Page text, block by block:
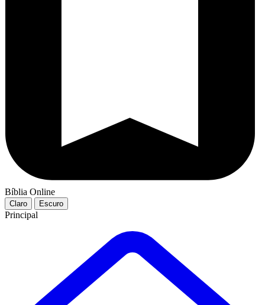
Bíblia Online
Claro Escuro
Principal